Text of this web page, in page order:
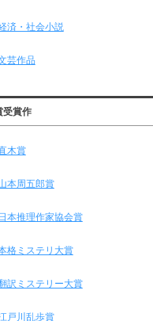
済・社会小説
芸作品
受賞作
木賞
本周五郎賞
本推理作家協会賞
格ミステリ大賞
訳ミステリー大賞
戸川乱歩賞